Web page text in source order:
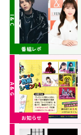
番組レポ
お知らせ